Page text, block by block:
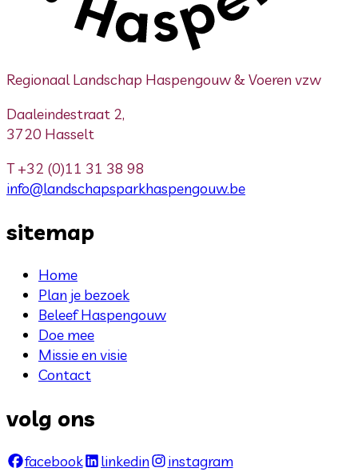
Regionaal Landschap Haspengouw & Voeren vzw
Daaleindestraat 2,
3720 Hasselt
T+32 (0)11 31 38 98
info@landschapsparkhaspengouw.be
sitemap
Home
Plan je bezoek
Beleef Haspengouw
Doe mee
Missie en visie
Contact
volg ons
facebook linkedin instagram